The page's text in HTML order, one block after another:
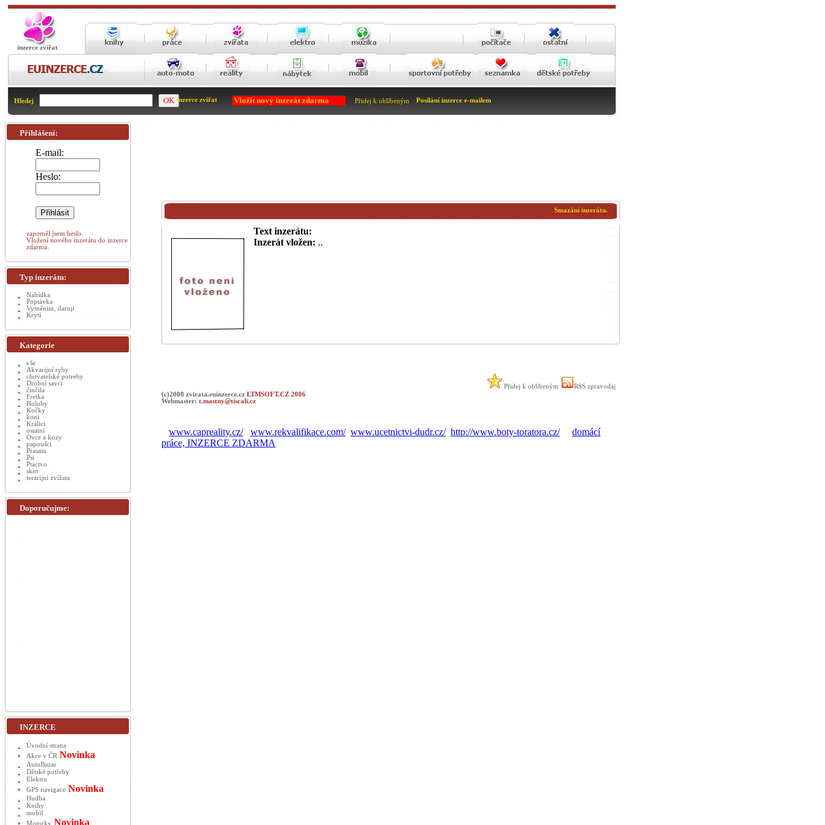
inzerce zvířat
Hledej inzerce zvířat Vložit nový inzerát zdarma Přidej k oblíbeným Posílání inzerce e-mailem
Smazání inzerátu.
Text inzerátu:
Inzerát vložen: ..
Přidej k oblíbeným
RSS zpravodaj
(c)2008 zvirata.euinzerce.cz LTMSOFT.CZ 2006
Webmaster: t.mastny@tiscali.cz
www.capreality.cz/ www.rekvalifikace.com/ www.ucetnictvi-dudr.cz/ http://www.boty-toratora.cz/
domácí
práce, INZERCE ZDARMA
Přihlášení:
E-mail:
Heslo:
zapoměl jsem heslo.
Vložení nového inzerátu do inzerce
zdarma.
Typ inzerátu:
Nabídka
Poptávka
Vyměnim, daruji
Krytí
Kategorie
vše
Akvarijní ryby
chovatelské potreby
Drobní savci
činčila
Fretka
Holuby
Kočky
koni
Králici
ostatní
Ovce a kozy
papoušci
Prasata
Psi
Ptactvo
skot
terarijni zvížata
Doporučujme:
INZERCE
Úvodní strana
Akce v ČR Novinka
AutoBazar
Dětské potřeby
Elektro
GPS navigace Novinka
Hudba
Knihy
mobil
Motorky Novinka